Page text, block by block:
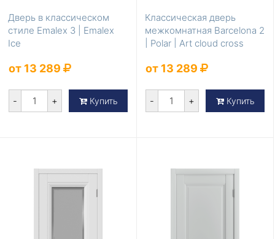
Дверь в классическом
стиле Emalex 3 | Emalex
Ice
от 13 289
- + Купить
Классическая дверь
межкомнатная Barcelona 2
| Polar | Art cloud cross
от 13 289
- + Купить